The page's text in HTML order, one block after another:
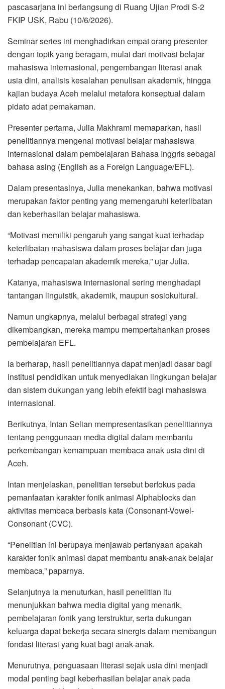
pascasarjana ini berlangsung di Ruang Ujian Prodi S-2
FKIP USK, Rabu (10/6/2026).
Seminar series ini menghadirkan empat orang presenter
dengan topik yang beragam, mulai dari motivasi belajar
mahasiswa internasional, pengembangan literasi anak
usia dini, analisis kesalahan penulisan akademik, hingga
kajian budaya Aceh melalui metafora konseptual dalam
pidato adat pemakaman.
Presenter pertama, Julia Makhrami memaparkan, hasil
penelitiannya mengenai motivasi belajar mahasiswa
internasional dalam pembelajaran Bahasa Inggris sebagai
bahasa asing (English as a Foreign Language/EFL).
Dalam presentasinya, Julia menekankan, bahwa motivasi
merupakan faktor penting yang memengaruhi keterlibatan
dan keberhasilan belajar mahasiswa.
“Motivasi memiliki pengaruh yang sangat kuat terhadap
keterlibatan mahasiswa dalam proses belajar dan juga
terhadap pencapaian akademik mereka,” ujar Julia.
Katanya, mahasiswa internasional sering menghadapi
tantangan linguistik, akademik, maupun sosiokultural.
Namun ungkapnya, melalui berbagai strategi yang
dikembangkan, mereka mampu mempertahankan proses
pembelajaran EFL.
Ia berharap, hasil penelitiannya dapat menjadi dasar bagi
institusi pendidikan untuk menyediakan lingkungan belajar
dan sistem dukungan yang lebih efektif bagi mahasiswa
internasional.
Berikutnya, Intan Selian mempresentasikan penelitiannya
tentang penggunaan media digital dalam membantu
perkembangan kemampuan membaca anak usia dini di
Aceh.
Intan menjelaskan, penelitian tersebut berfokus pada
pemanfaatan karakter fonik animasi Alphablocks dan
aktivitas membaca berbasis kata (Consonant-Vowel-
Consonant (CVC).
“Penelitian ini berupaya menjawab pertanyaan apakah
karakter fonik animasi dapat membantu anak-anak belajar
membaca,” paparnya.
Selanjutnya ia menuturkan, hasil penelitian itu
menunjukkan bahwa media digital yang menarik,
pembelajaran fonik yang terstruktur, serta dukungan
keluarga dapat bekerja secara sinergis dalam membangun
fondasi literasi yang kuat bagi anak-anak.
Menurutnya, penguasaan literasi sejak usia dini menjadi
modal penting bagi keberhasilan belajar anak pada